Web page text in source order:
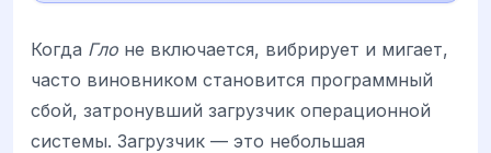
Когда Гло не включается, вибрирует и мигает,
часто виновником становится программный
сбой, затронувший загрузчик операционной
системы. Загрузчик — это небольшая